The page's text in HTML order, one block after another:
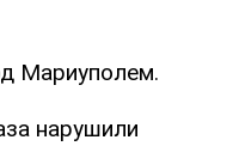
Мариуполем.
нарушили